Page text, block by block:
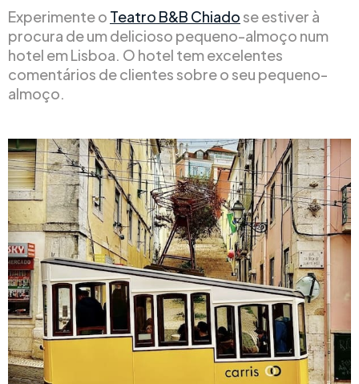
Experimente o Teatro B&B Chiadose estiver à
procura de um delicioso pequeno-almoço num
hotel em Lisboa. O hotel tem excelentes
comentários de clientes sobre o seu pequeno-
almoço.